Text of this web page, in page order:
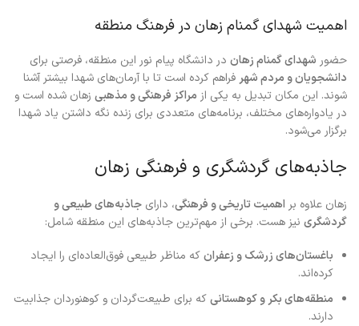
اهمیت شهدای گمنام زهان در فرهنگ منطقه
حضور شهدای گمنام زهان در دانشگاه پیام نور این منطقه، فرصتی برای
دانشجویان و مردم شهر فراهم کرده است تا با آرمان‌های شهدا بیشتر آشنا
شوند. این مکان تبدیل به یکی از مراکز فرهنگی و مذهبی زهان شده است و
در یادواره‌های مختلف، برنامه‌های متعددی برای زنده نگه داشتن یاد شهدا
برگزار می‌شود.
جاذبه‌های گردشگری و فرهنگی زهان
زهان علاوه بر اهمیت تاریخی و فرهنگی، دارای جاذبه‌های طبیعی و
گردشگری نیز هست. برخی از مهم‌ترین جاذبه‌های این منطقه شامل:
باغستان‌های زرشک و زعفرانکه مناظر طبیعی فوق‌العاده‌ای را ایجاد
کرده‌اند.
منطقه‌های بکر و کوهستانیکه برای طبیعت‌گردان و کوهنوردان جذابیت
دارند.